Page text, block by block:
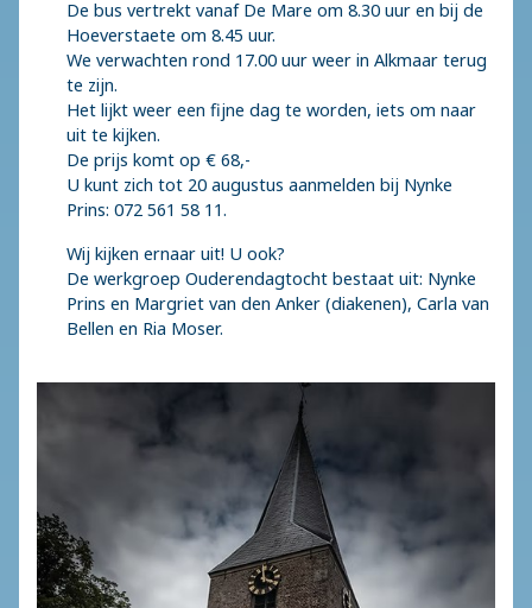
De bus vertrekt vanaf De Mare om 8.30 uur en bij de
Hoeverstaete om 8.45 uur.
We verwachten rond 17.00 uur weer in Alkmaar terug
te zijn.
Het lijkt weer een fijne dag te worden, iets om naar
uit te kijken.
De prijs komt op € 68,-
U kunt zich tot 20 augustus aanmelden bij Nynke
Prins: 072 561 58 11.
Wij kijken ernaar uit! U ook?
De werkgroep Ouderendagtocht bestaat uit: Nynke
Prins en Margriet van den Anker (diakenen), Carla van
Bellen en Ria Moser.